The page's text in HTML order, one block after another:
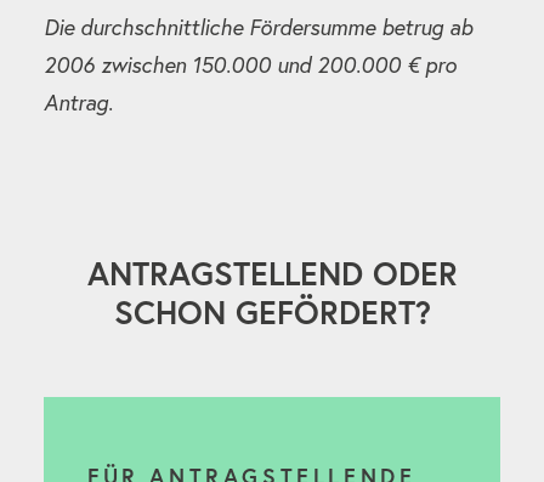
Die durchschnittliche Fördersumme betrug ab
2006 zwischen 150.000 und 200.000 € pro
Antrag.
ANTRAGSTELLEND ODER
SCHON GEFÖRDERT?
FÜR ANTRAGSTELLENDE